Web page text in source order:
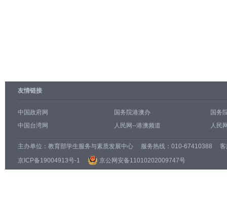
友情链接
中国政府网 国务院港澳办
国务
中国台湾网
人民网--港澳频道 人民
主办单位： 教育部学生服务与素质发展中心 服务热线：010-67410388 客
京ICP备19004913号-1
京公网安备11010202009747号